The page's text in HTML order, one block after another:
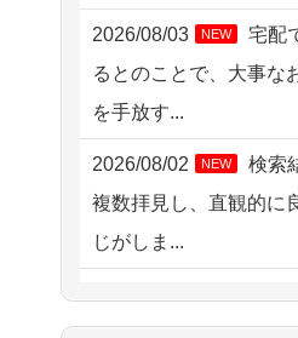
西亀有の方からお申込
2026/08/04 15:40
千葉県の方からお申込み
2026/08/04 14:04
東京都の方からお申込
中野区の方からお申込
2026/08/03 NEW
宅配
るとのことで、大事な
を手放す...
2026/08/02 NEW
検索
複数拝見し、直観的に
じがしま...
ハードルが高そうに思